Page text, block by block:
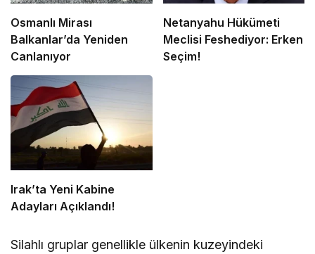
Osmanlı Mirası
Balkanlar’da Yeniden
Canlanıyor
Netanyahu Hükümeti
Meclisi Feshediyor: Erken
Seçim!
Irak’ta Yeni Kabine
Adayları Açıklandı!
Silahlı gruplar genellikle ülkenin kuzeyindeki